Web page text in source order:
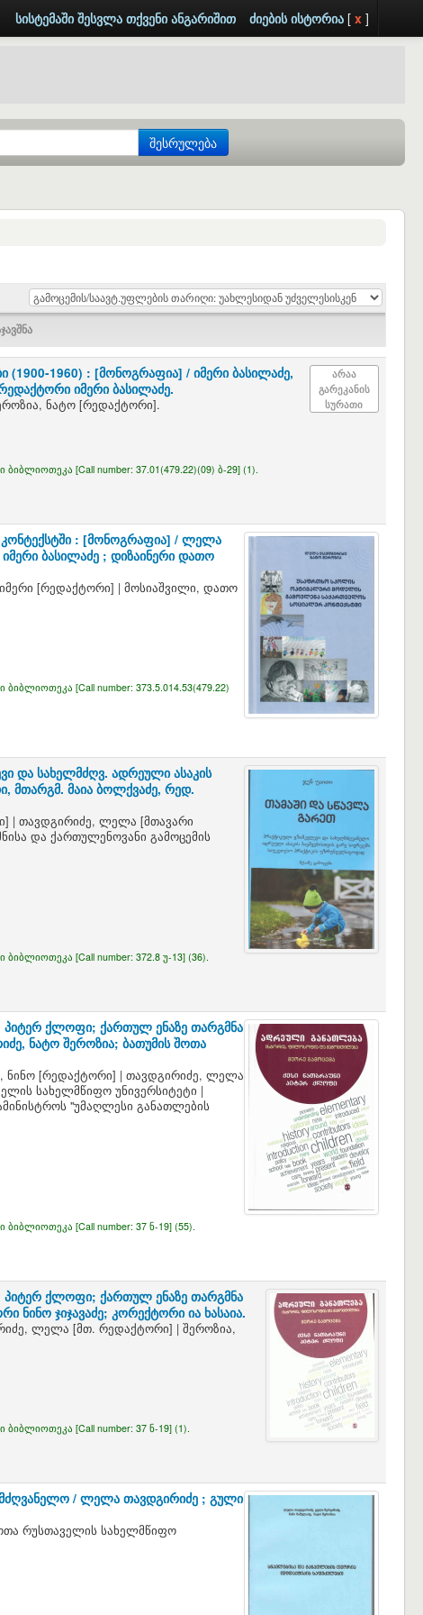
სისტემაში შესვლა თქვენი ანგარიშით ძიების ისტორია[ x ]
შესრულება
არაა
გარეკანის
სურათი
(1900-1960) : [მონოგრაფია] / იმერი ბასილაძე,
იმერი ბასილაძე.
ნატო[რედაქტორი].
ბიბლიოთეკა [Call number: 37.01(479.22)(09) ბ-29] (1).
: [მონოგრაფია] / ლელა
ბასილაძე ; დიზაინერი დათო
[რედაქტორი] | მოსიაშვილი, დათო
ბიბლიოთეკა [Call number: 373.5.014.53(479.22)
და სახელმძღვ. ადრეული ასაკის
მთარგმ. მაია ბოლქვაძე, რედ.
| თავდგირიძე, ლელა [მთავარი
და ქართულენოვანი გამოცემის
ბიბლიოთეკა [Call number: 372.8 უ-13] (36).
პიტერ ქლოფი; ქართულ ენაზე თარგმნა
ნატო შეროზია; ბათუმის შოთა
ნინო[რედაქტორი] | თავდგირიძე, ლელა
სახელმწიფო უნივერსიტეტი |
"უმაღლესი განათლების
ბიბლიოთეკა [Call number: 37 ნ-19] (55).
პიტერ ქლოფი; ქართულ ენაზე თარგმნა
ჯიჯავაძე; კორექტორი ია ხასაია.
ლელა [მთ. რედაქტორი] | შეროზია,
ბიბლიოთეკა [Call number: 37 ნ-19] (1).
/ ლელა თავდგირიძე ; გული
რუსთაველის სახელმწიფო